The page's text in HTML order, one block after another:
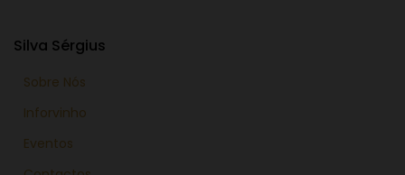
Silva Sérgius
Sobre Nós
Inforvinho
Eventos